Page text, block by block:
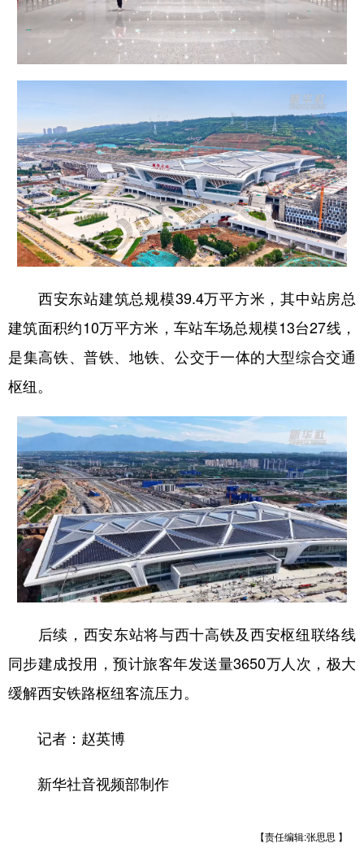
西安东站建筑总规模39.4万平方米，其中站房总
建筑面积约10万平方米，车站车场总规模13台27线，
是集高铁、普铁、地铁、公交于一体的大型综合交通
枢纽。
后续，西安东站将与西十高铁及西安枢纽联络线
同步建成投用，预计旅客年发送量3650万人次，极大
缓解西安铁路枢纽客流压力。
记者：赵英博
新华社音视频部制作
【责任编辑:张思思 】